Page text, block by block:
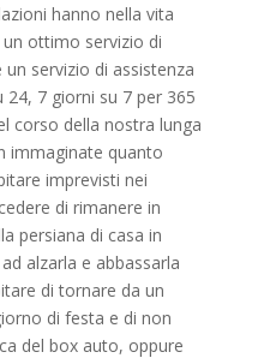
hanno nella vita
ottimo servizio di
servizio di assistenza
7 giorni su 7 per 365
corso della nostra lunga
immaginate quanto
imprevisti nei
di rimanere in
persiana di casa in
alzarla e abbassarla
di tornare da un
di festa e di non
del box auto, oppure